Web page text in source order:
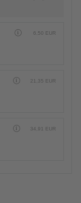
6,50 EUR
21,35 EUR
34,91 EUR